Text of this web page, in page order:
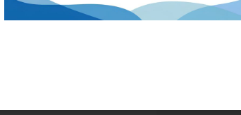
Per ogni